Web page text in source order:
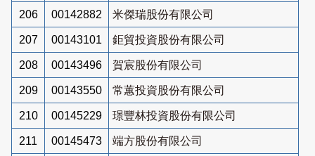
206 00142882 米傑瑞股份有限公司
207 00143101 鉅貿投資股份有限公司
208 00143496 賀宸股份有限公司
209 00143550 常蕙投資股份有限公司
210 00145229 璟豐林投資股份有限公司
211 00145473 端方股份有限公司